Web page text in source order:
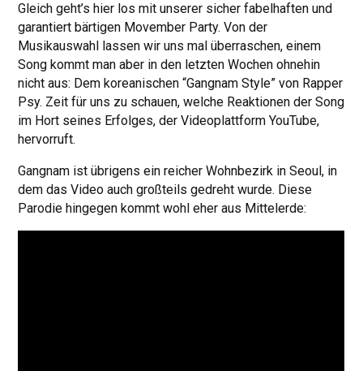
Gleich geht’s hier los mit unserer sicher fabelhaften und
garantiert bärtigen Movember Party. Von der
Musikauswahl lassen wir uns mal überraschen, einem
Song kommt man aber in den letzten Wochen ohnehin
nicht aus: Dem koreanischen “Gangnam Style” von Rapper
Psy. Zeit für uns zu schauen, welche Reaktionen der Song
im Hort seines Erfolges, der Videoplattform YouTube,
hervorruft.
Gangnam ist übrigens ein reicher Wohnbezirk in Seoul, in
dem das Video auch großteils gedreht wurde. Diese
Parodie hingegen kommt wohl eher aus Mittelerde: